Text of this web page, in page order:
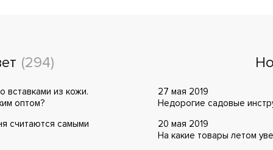
(294)
из кожи.
оптом?
считаются самыми
27 мая 2019
Недорогие садовые
20 мая 2019
На какие товары летом